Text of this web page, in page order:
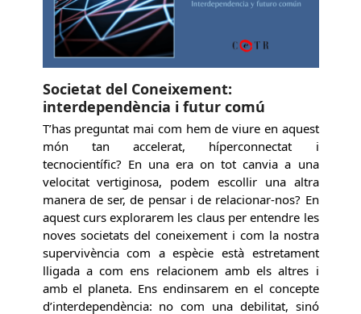
Societat del Coneixement:
interdependència i futur comú
T’has preguntat mai com hem de viure en aquest
món tan accelerat, híperconnectat i
tecnocientífic? En una era on tot canvia a una
velocitat vertiginosa, podem escollir una altra
manera de ser, de pensar i de relacionar-nos? En
aquest curs explorarem les claus per entendre les
noves societats del coneixement i com la nostra
supervivència com a espècie està estretament
lligada a com ens relacionem amb els altres i
amb el planeta. Ens endinsarem en el concepte
d’interdependència: no com una debilitat, sinó